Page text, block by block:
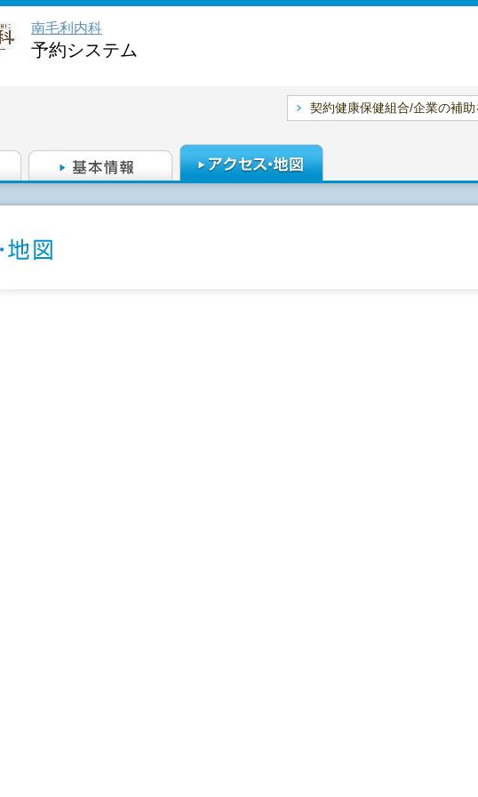
南毛利内科
予約システム
契約健康保健組合/企業の補